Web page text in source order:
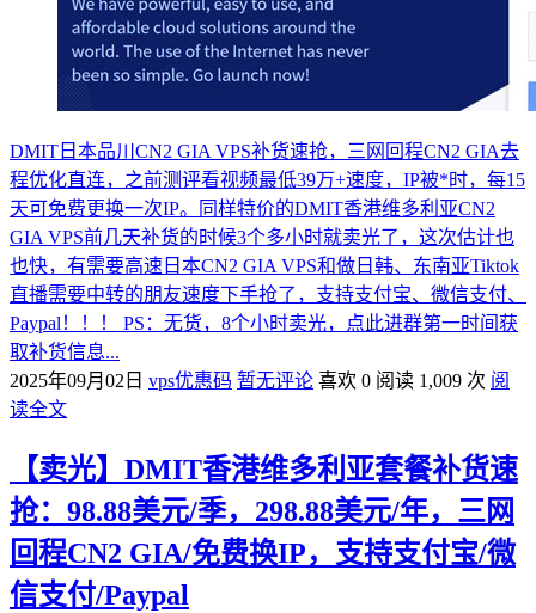
DMIT日本品川CN2 GIA VPS补货速抢，三网回程CN2 GIA去
程优化直连，之前测评看视频最低39万+速度，IP被*时，每15
天可免费更换一次IP。同样特价的DMIT香港维多利亚CN2
GIA VPS前几天补货的时候3个多小时就卖光了，这次估计也
也快，有需要高速日本CN2 GIA VPS和做日韩、东南亚Tiktok
直播需要中转的朋友速度下手抢了，支持支付宝、微信支付、
Paypal！！！ PS：无货，8个小时卖光，点此进群第一时间获
取补货信息...
2025年09月02日 vps优惠码 暂无评论 喜欢 0 阅读 1,009 次 阅
读全文
【卖光】DMIT香港维多利亚套餐补货速
抢：98.88美元/季，298.88美元/年，三网
回程CN2 GIA/免费换IP，支持支付宝/微
信支付/Paypal